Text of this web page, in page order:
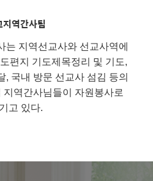
지역간사팀
는 지역선교사와 선교사역에
편지 기도제목정리 및 기도,
, 국내 방문 선교사 섬김 등의
역간사님들이 자원봉사로
고 있다.